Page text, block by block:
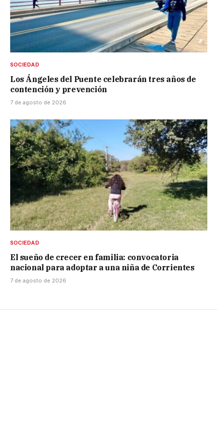
SOCIEDAD
Los Ángeles del Puente celebrarán tres años de
contención y prevención
7 de agosto de 2026
SOCIEDAD
El sueño de crecer en familia: convocatoria
nacional para adoptar a una niña de Corrientes
7 de agosto de 2026